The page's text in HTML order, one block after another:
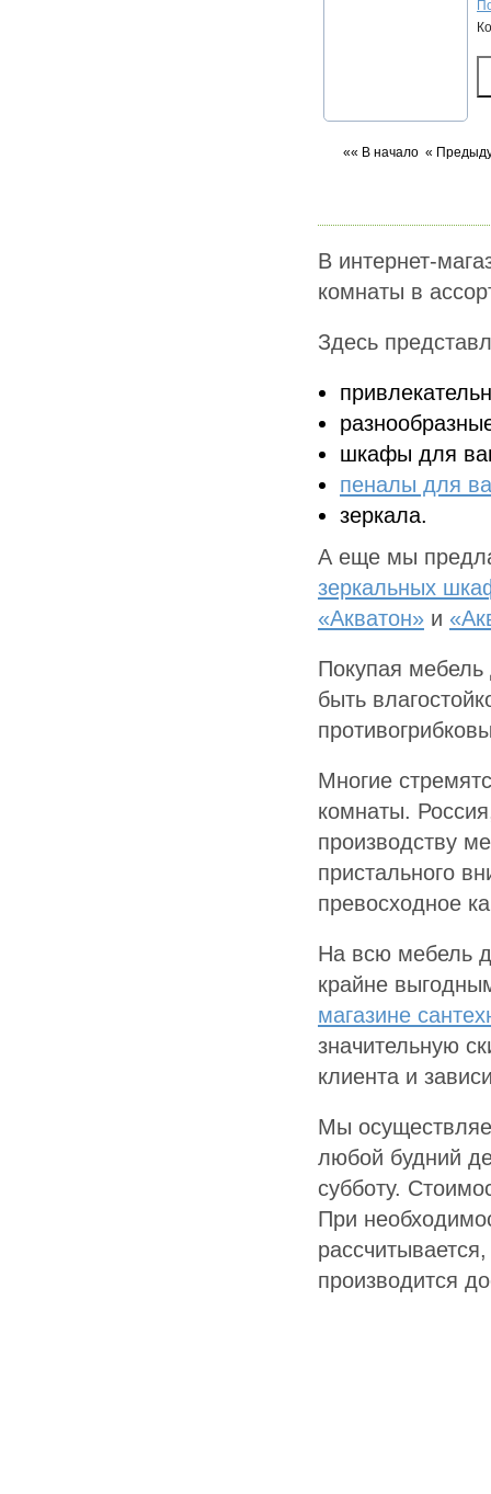
«« В начало «
В интернет-
комнаты в
Здесь
шкафы для
пеналы для
зеркала.
А еще мы
зеркальных
«Акватон» и
Покупая
быть
Многие
комнаты.
производству
пристального
превосходное
На всю мебель
крайне
магазине
значительную
клиента и
Мы
любой будний
субботу.
При
производится